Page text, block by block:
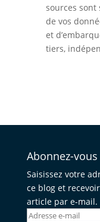
sources sont
de vos
et
tiers,
Abonnez-
Saisissez votre
ce blog et
article par e-mail.
Adresse